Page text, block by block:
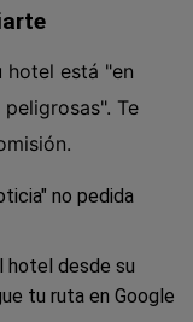
hotel está "en
Te
no pedida
hotel desde su
tu ruta en Google